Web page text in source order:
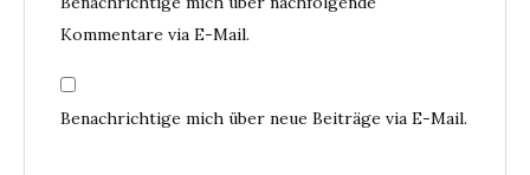
Kommentare via E-Mail.
Benachrichtige mich über neue Beiträge via E-Mail.